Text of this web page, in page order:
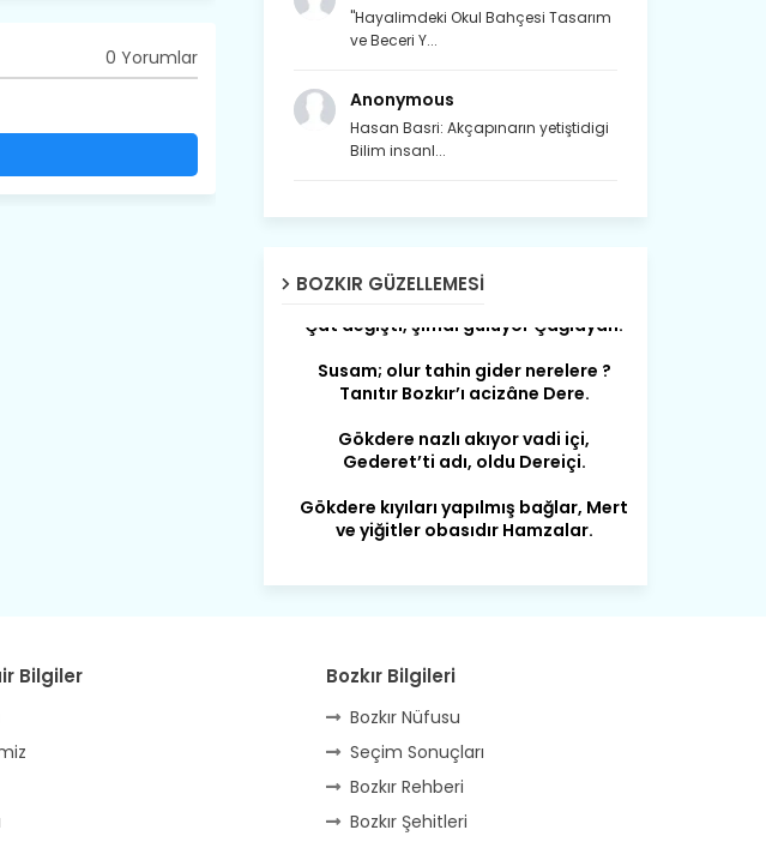
0 Yorumlar
"Hayalimdeki Okul Bahçesi Tasarım
ve Beceri Y...
Anonymous
Hasan Basri: Akçapınarın yetiştidigi
Bilim insanl...
BOZKIR GÜZELLEMESI
Çat değişti, şimdi gülüyor Çağlayan.
Susam; olur tahin gider nerelere ?
Gökdere nazlı akıyor vadi içi,
Gökdere kıyıları yapılmış bağlar, Mert
Harmanı,elması ve Sorkunca’sı var.
Belören, Koçaş, Kuzören vermiş hep
kan, Bunlarla kasaba olmuş Sarıoğlan.
Çarşamba’nın koynunda tarih çok
yorgun. Şehit Berâtlı, halkı yiğit genç
Sorkun.
Perşembe de yaşlılardan aldım öğüt,
Bilgiler Bozkır Bilgileri
Bozkır Nüfusu
Seçim Sonuçları
Bozkır Rehberi
Bozkır Şehitleri